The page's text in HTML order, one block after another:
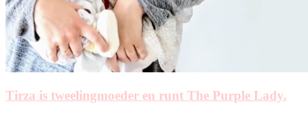
Tirza is tweelingmoeder en runt The Purple Lady.